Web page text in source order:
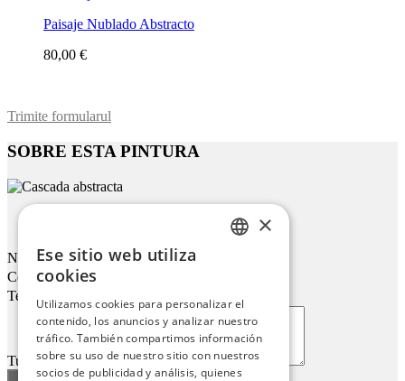
Paisaje Nublado Abstracto
80,00 €
Trimite formularul
SOBRE ESTA PINTURA
Cascada Abstracta
Nombre
Correo electrónico
Teléfono
Tu mensaje
GERMAN
FRENCH
×
Ese sitio web utiliza
cookies
Utilizamos cookies para personalizar el
contenido, los anuncios y analizar nuestro
tráfico. También compartimos información
sobre su uso de nuestro sitio con nuestros
socios de publicidad y análisis, quienes